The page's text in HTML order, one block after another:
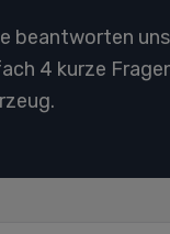
beantworten
4 kurze